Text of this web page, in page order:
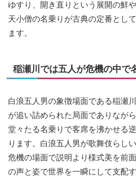
ゆすり、開き直りという展開の鮮
天小僧の名乗りが古典の定番とし
ます。
稲瀬川では五人が危機の中で
白浪五人男の象徴場面である稲瀬
が追い詰められた局面でありなが
堂々たる名乗りで客席を沸かせる
ります。白浪五人男が歌舞伎らし
危機の場面で説明より様式美を前
の声と姿で世界を一瞬にして支配す